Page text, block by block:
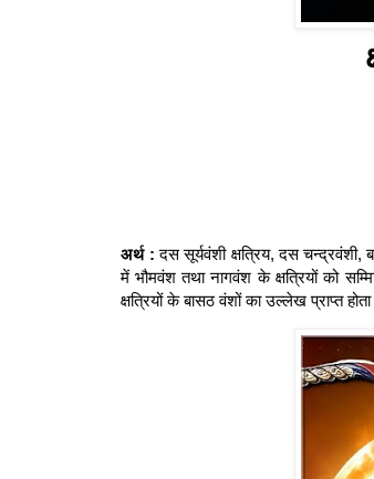
अर्थ : दस सूर्यवंशी क्षत्रिय, दस चन्द्रवंशी,
में भौमवंश तथा नागवंश के क्षत्रियों को
क्षत्रियों के बासठ वंशों का उल्लेख प्राप्त